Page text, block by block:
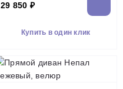
29 850 ₽
Купить в один клик